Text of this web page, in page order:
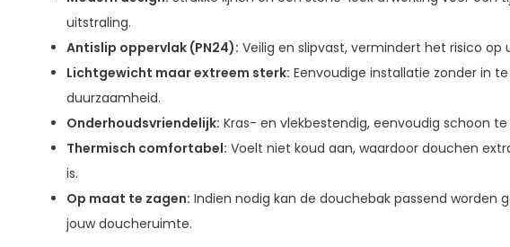
uitstraling.
Antislip oppervlak (PN24): Veilig en slipvast, vermindert het risico op
Lichtgewicht maar extreem sterk: Eenvoudige installatie zonder in
duurzaamheid.
Onderhoudsvriendelijk: Kras- en vlekbestendig, eenvoudig schoon
Thermisch comfortabel: Voelt niet koud aan, waardoor douchen
is.
Op maat te zagen: Indien nodig kan de douchebak passend worden
jouw doucheruimte.